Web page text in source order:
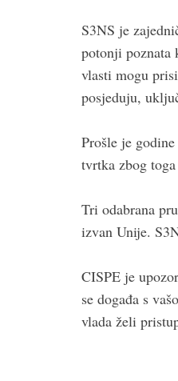
S3NS je
potonji poznata
vlasti mogu
posjeduju,
Prošle je
tvrtka zbog
Tri odabrana
izvan Unije.
CISPE je
se događa s
vlada želi